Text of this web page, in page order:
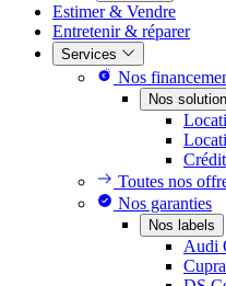
Estimer & Vendre
Entretenir & réparer
Services
Nos
Nos
Toutes nos
Nos garanties
Nos labels
Audi